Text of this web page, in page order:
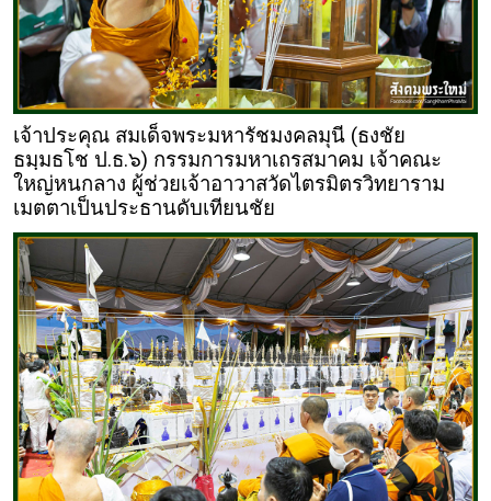
เจ้าประคุณ สมเด็จพระมหารัชมงคลมุนี (ธงชัย
ธมฺมธโช ป.ธ.๖) กรรมการมหาเถรสมาคม เจ้าคณะ
ใหญ่หนกลาง ผู้ช่วยเจ้าอาวาสวัดไตรมิตรวิทยาราม
เมตตาเป็นประธานดับเทียนชัย